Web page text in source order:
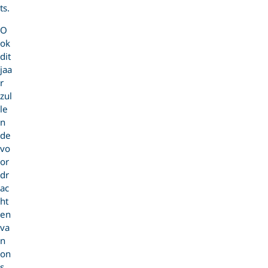
ts.
O
ok
dit
jaa
r
zul
le
n
de
vo
or
dr
ac
ht
en
va
n
on